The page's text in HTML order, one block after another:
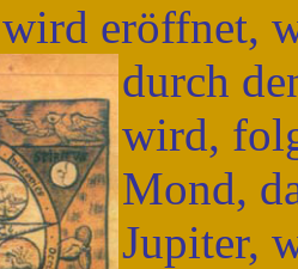
eröffnet,
durch
wird,
Mond,
Jupiter,